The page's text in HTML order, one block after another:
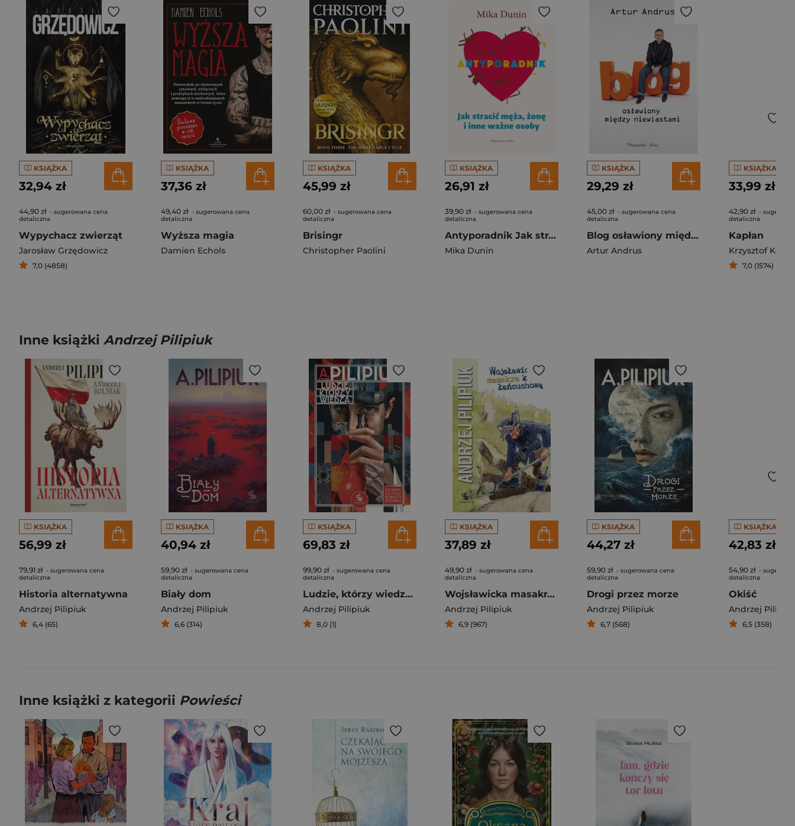
KSIĄŻKA
32,94 zł
44,90 zł - sugerowana cena
detaliczna
Wypychacz zwierząt
Jarosław Grzędowicz
7,0 (4858)
KSIĄŻKA
37,36 zł
49,40 zł - sugerowana cena
detaliczna
Wyższa magia
Damien Echols
KSIĄŻKA
45,99 zł
60,00 zł - sugerowana cena
detaliczna
Brisingr
Christopher Paolini
KSIĄŻKA
26,91 zł
39,90 zł - sugerowana cena
detaliczna
Antyporadnik Jak stracić męża, żonę i inne ważne osoby
Mika Dunin
KSIĄŻKA
29,29 zł
45,00 zł - sugerowana cena
detaliczna
Blog osławiony między niewiastami
Artur Andrus
KSIĄŻKA
33,99 zł
42,90 zł -
detaliczna
Kapłan
Krzysztof
7,0 (1574)
Inne książki Andrzej Pilipiuk
KSIĄŻKA
56,99 zł
79,91 zł - sugerowana cena
detaliczna
Historia alternatywna
Andrzej Pilipiuk
6,4 (65)
KSIĄŻKA
40,94 zł
59,90 zł - sugerowana cena
detaliczna
Biały dom
Andrzej Pilipiuk
6,6 (314)
KSIĄŻKA
69,83 zł
99,90 zł - sugerowana cena
detaliczna
Ludzie, którzy wiedzą (wyd. specjalne)
Andrzej Pilipiuk
8,0 (1)
KSIĄŻKA
37,89 zł
49,90 zł - sugerowana cena
detaliczna
Wojsławicka masakra kosą łańcuchową
Andrzej Pilipiuk
6,9 (967)
KSIĄŻKA
44,27 zł
59,90 zł - sugerowana cena
detaliczna
Drogi przez morze
Andrzej Pilipiuk
6,7 (568)
KSIĄŻKA
42,83 zł
54,90 zł -
detaliczna
Okiść
Andrzej
6,5 (358)
Inne książki z kategorii Powieści